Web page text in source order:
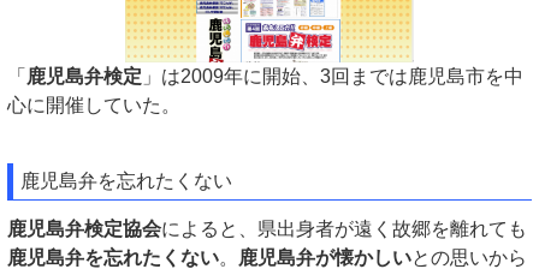
「 鹿児島弁検定 」は2009年に開始、3回までは鹿児島市を中
心に開催していた。
鹿児島弁を忘れたくない
鹿児島弁検定協会によると、県出身者が遠く故郷を離れても
鹿児島弁を忘れたくない。 鹿児島弁が懐かしいとの思いから